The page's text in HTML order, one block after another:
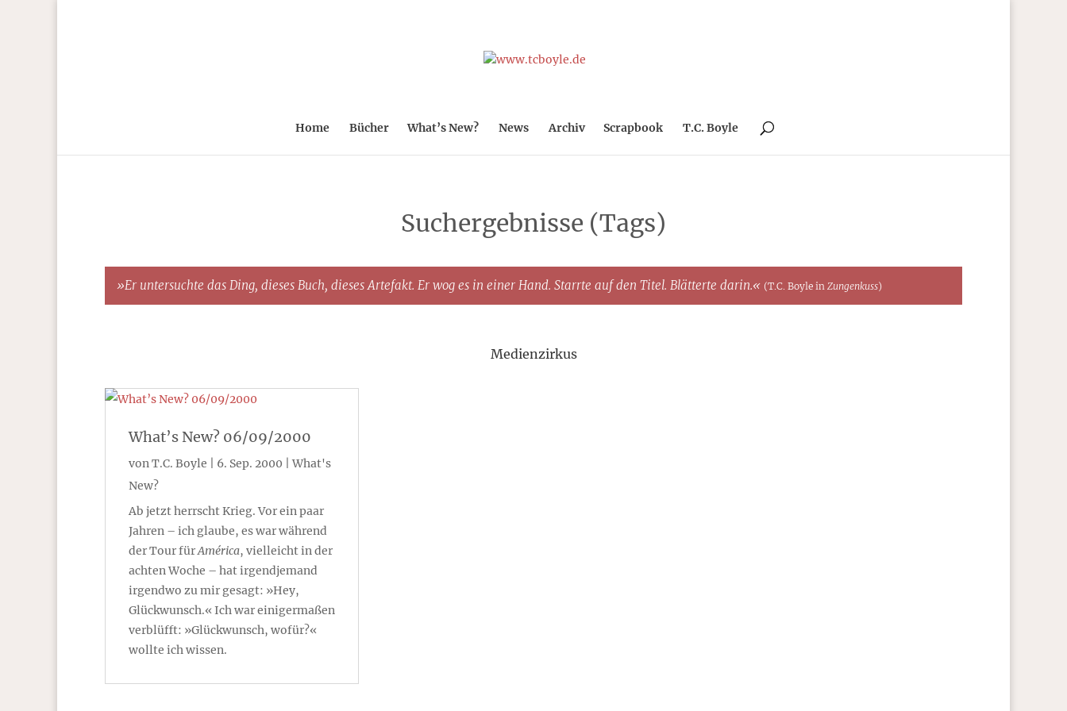
Home Bücher What’s New? News Archiv Scrapbook T.C. Boyle
Suchergebnisse (Tags)
»Er untersuchte das Ding, dieses Buch, dieses Artefakt. Er wog es in einer Hand. Starrte auf den Titel. Blätterte darin.« (T.C. Boyle in Zungenkuss)
Medienzirkus
What’s New? 06/09/2000
vonT.C. Boyle 6. Sep. 2000 |What's
New?
Ab jetzt herrscht Krieg. Vor ein paar
Jahren – ich glaube, es war während
der Tour fürAmérica, vielleicht in der
achten Woche – hat irgendjemand
irgendwo zu mir gesagt: »Hey,
Glückwunsch.« Ich war einigermaßen
verblüfft: »Glückwunsch, wofür?«
wollte ich wissen.